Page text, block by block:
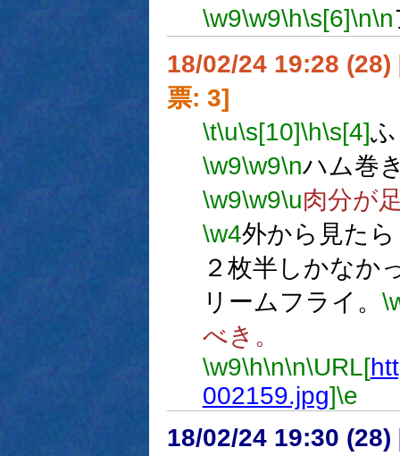
\w9\w9\h\s[6]\n\n
18/02/24 19:28 (28)
票: 3]
\t\u\s[10]\h\s[4]
\w9\w9\nハム巻
\w9\w9\u肉分が
\w4外から見た
２枚半しかなか
リームフライ。
べき。
\w9\h\n\n\URL[
002159.jpg]\e
18/02/24 19:30 (28)